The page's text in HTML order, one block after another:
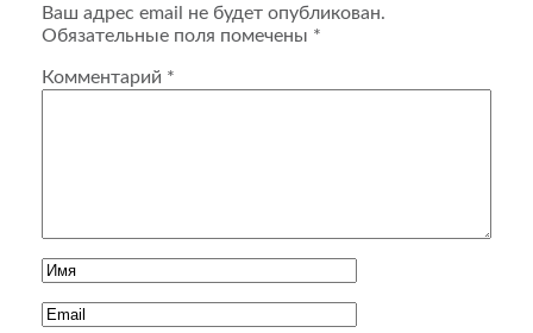
Ваш адрес email не будет опубликован.
Обязательные поля помечены *
Комментарий *